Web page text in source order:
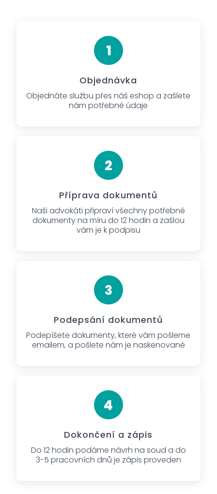
Objednávka
Objednáte službu přes náš eshop a zašlete
nám potřebné údaje
Příprava dokumentů
Naši advokáti připraví všechny potřebné
dokumenty na míru do 12 hodin a zašlou
vám je k podpisu
Podepsání dokumentů
Podepíšete dokumenty, které vám pošleme
emailem, a pošlete nám je naskenované
Dokončení a zápis
Do 12 hodin podáme návrh na soud a do
3-5 pracovních dnů je zápis proveden